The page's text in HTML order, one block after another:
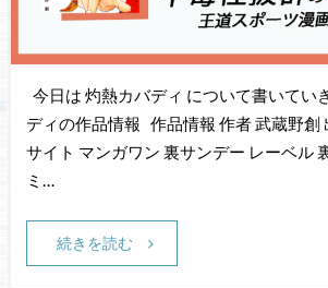
今日は 灼熱カバディ について書いてい
ディの作品情報 作品情報 作者 武蔵野創
サイト マンガワン 裏サンデー レーベル
ミ…
続きを読む